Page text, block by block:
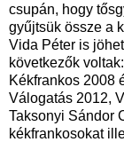
csupán, hogy
gyűjtsük össze a
Vida Péter is
következők
Kékfrankos 2008
Válogatás 2012,
Taksonyi Sándor
kékfrankosokat